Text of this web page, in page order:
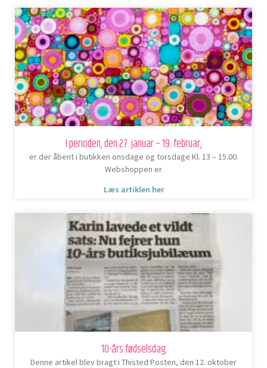
I perioden, den 27. januar – 19. februar,
er der åbent i butikken onsdage og torsdage Kl. 13 – 15.00.
Webshoppen er
Læs artiklen her
10-års fødselsdag
Denne artikel blev bragt i Thisted Posten, den 12. oktober